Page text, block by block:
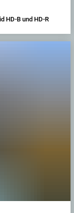
HD-B und HD-R